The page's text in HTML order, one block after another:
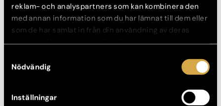
reklam- och analyspartners som kan kombinera den
med annan information som du har lämnat till dem eller
som de har samlat in från din användning av deras
tjänster. Nedan kan du välja vilka kategorier du
mer information om hur varje kategori används.
Nödvändig
Inställningar